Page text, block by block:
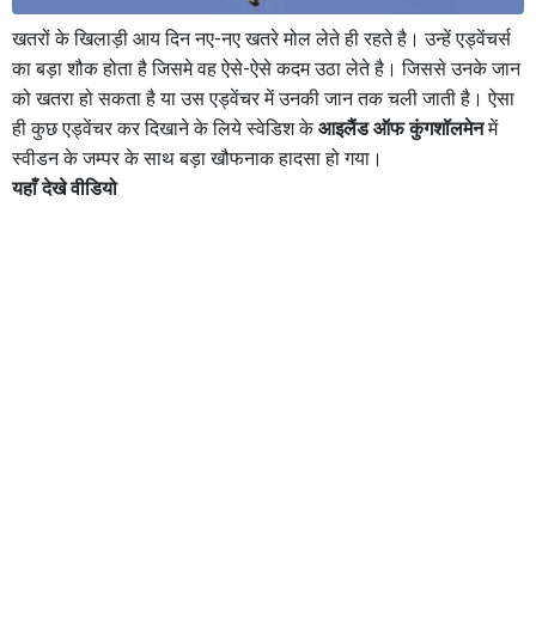
खतरों के खिलाड़ी आय दिन नए-नए खतरे मोल लेते ही रहते है। उन्हें एड्वेंचर्स
का बड़ा शौक होता है जिसमे वह ऐसे-ऐसे कदम उठा लेते है। जिससे उनके जान
को खतरा हो सकता है या उस एड्वेंचर में उनकी जान तक चली जाती है। ऐसा
ही कुछ एड्वेंचर कर दिखाने के लिये स्वेडिश केआइलैंड ऑफ कुंगशॉलमेनमें
स्वीडन के जम्पर के साथ बड़ा खौफनाक हादसा हो गया।
यहाँ देखे वीडियो